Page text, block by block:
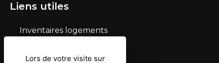
Liens utiles
Inventaires logements
Lors de votre visite sur